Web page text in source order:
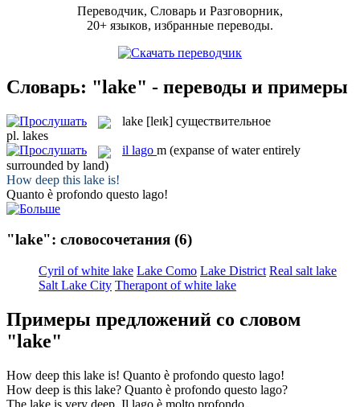
Переводчик, Словарь и Разговорник,
20+ языков, избранные переводы.
Словарь: "lake" - переводы и примеры
lake [leɪk] существительное
pl. lakes
il lago m (expanse of water entirely
surrounded by land)
How deep this lake is!
Quanto è profondo questo lago!
"lake": словосочетания (6)
Cyril of white lake Lake Como Lake District Real salt lake
Salt Lake City Therapont of white lake
Примеры предложений со словом
"lake"
How deep this lake is! Quanto è profondo questo lago!
How deep is this lake? Quanto è profondo questo lago?
The lake is very deep. Il lago è molto profondo.